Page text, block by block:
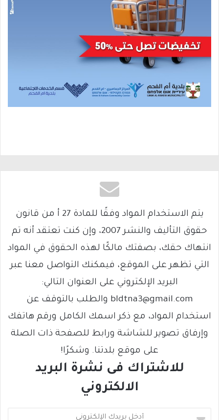
يتم الاستخدام المواد وفقًا للمادة 27 أ من قانون
حقوق التأليف والنشر 2007، وإن كنت تعتقد أنه تم
انتهاك حقك، بصفتك مالكًا لهذه الحقوق في المواد
التي تظهر على الموقع، فيمكنك التواصل معنا عبر
البريد الإلكتروني على العنوان التالي:
bldtna3@gmail.com والطلب بالتوقف عن
استخدام المواد، مع ذكر اسمك الكامل ورقم هاتفك
وإرفاق تصوير للشاشة ورابط للصفحة ذات الصلة
على موقع بلدتنا. وشكرًا!
للاشتراك فى نشرة البريد
الالكتروني